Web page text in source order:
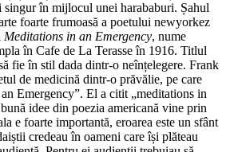
singur în mijlocul unei harababuri. Șahul
foarte frumoasă a poetului newyorkez
Meditations in an Emergency, nume
în Cafe de La Terasse în 1916. Titlul
fie în stil dada dintr-o neînțelegere. Frank
de medicină dintr-o prăvălie, pe care
Emergency”. El a citit „meditations in
idee din poezia americană vine prin
e foarte importantă, eroarea este un sfânt
credeau în oameni care își plăteau